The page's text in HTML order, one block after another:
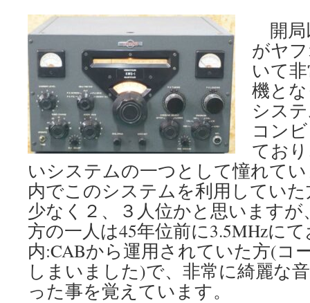
開局
がヤ
いて
機と
シス
コン
てお
いシステムの一つとして憧れて
内でこのシステムを利用していた
少なく２、３人位かと思います
方の一人は45年位前に3.5MHzに
内:CABから運用されていた方(コ
しまいました)で、非常に綺麗な
った事を覚えています。